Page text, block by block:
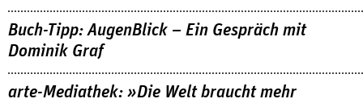
Buch-Tipp: AugenBlick – Ein Gespräch mit
Dominik Graf
arte-Mediathek: »Die Welt braucht mehr